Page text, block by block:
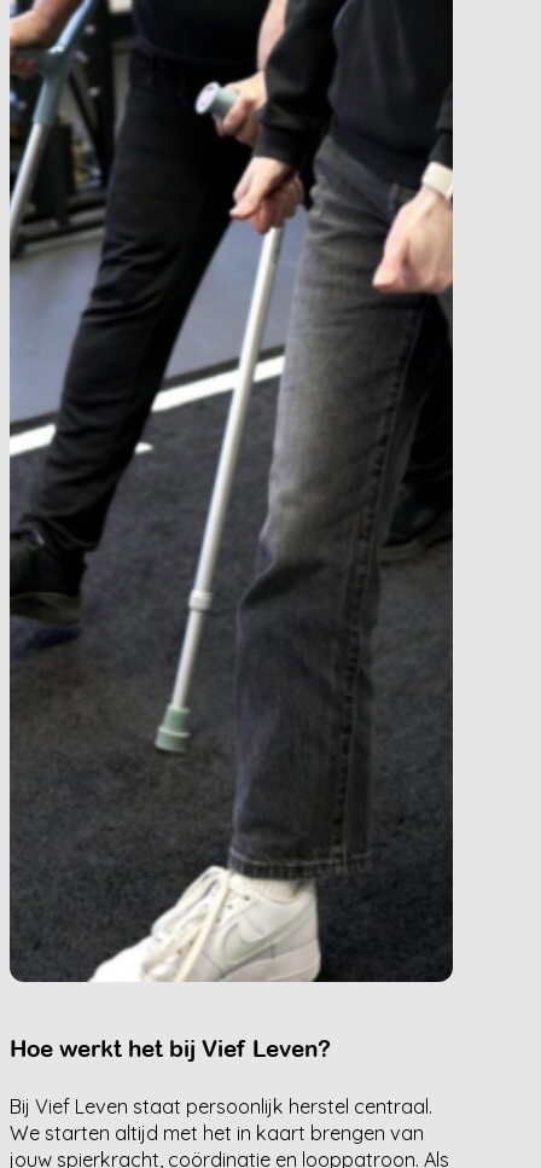
Hoe werkt het bij Vief Leven?
Bij Vief Leven staat persoonlijk herstel centraal.
We starten altijd met het in kaart brengen van
jouw spierkracht, coördinatie en looppatroon. Als